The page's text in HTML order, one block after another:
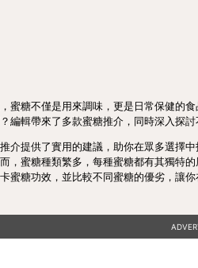
蜜糖不僅是用來調味，更是日常保健的
編輯帶來了多款蜜糖推介，同時深入探
介提供了實用的建議，助你在眾多選擇
，蜜糖種類繁多，每種蜜糖都有其獨特
蜜糖功效，並比較不同蜜糖的優劣，讓你